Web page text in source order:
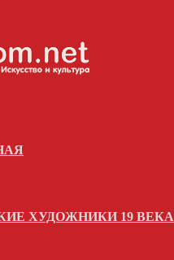
ХУДОЖНИКИ 19 ВЕКА